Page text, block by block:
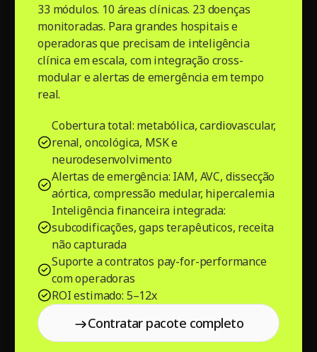
33 módulos. 10 áreas clínicas. 23 doenças
monitoradas. Para grandes hospitais e
operadoras que precisam de inteligência
clínica em escala, com integração cross-
modular e alertas de emergência em tempo
real.
Cobertura total: metabólica, cardiovascular,
renal, oncológica, MSK e
neurodesenvolvimento
Alertas de emergência: IAM, AVC, dissecção
aórtica, compressão medular, hipercalemia
Inteligência financeira integrada:
subcodificações, gaps terapêuticos, receita
não capturada
Suporte a contratos pay-for-performance
com operadoras
ROI estimado: 5–12x
Contratar pacote completo
Contratar pacote